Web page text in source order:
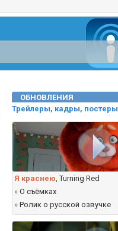
ОБНОВЛЕНИЯ
Трейлеры, кадры, постеры
Я краснею, Turning Red
» О съёмках
» Ролик о русской озвучке